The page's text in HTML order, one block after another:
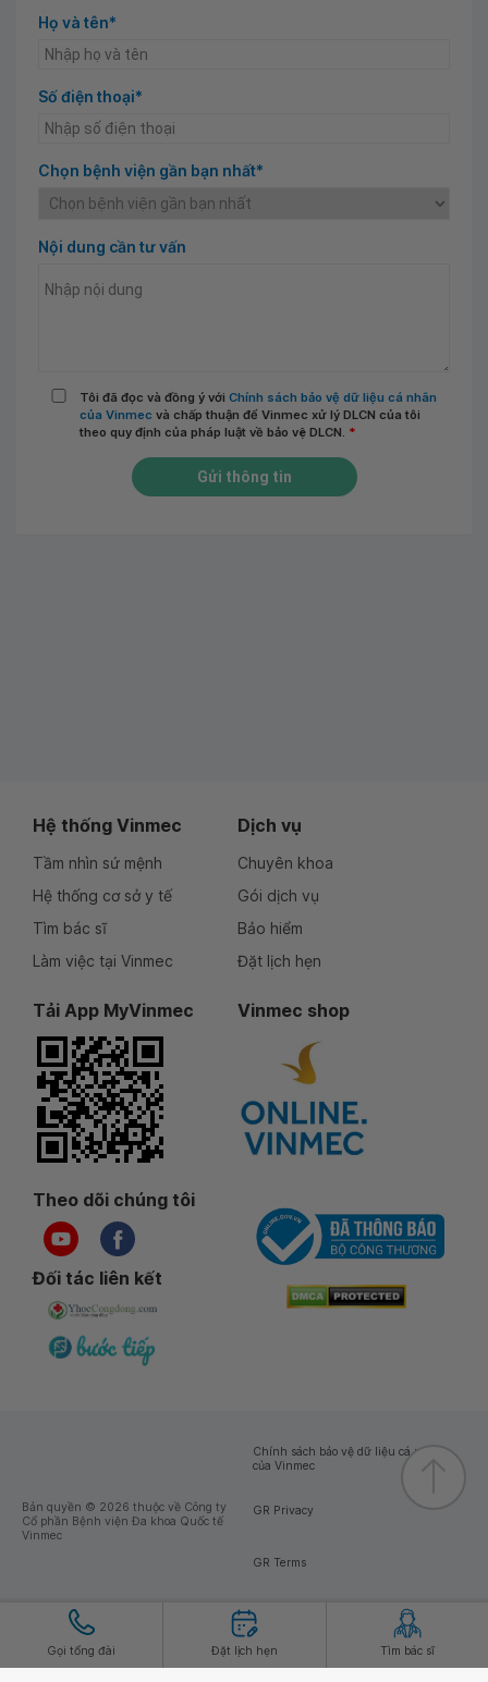
Họ và tên*
Số điện thoại*
Chọn bệnh viện gần bạn nhất*
Nội dung cần tư vấn
Tôi đã đọc và đồng ý với Chính sách bảo vệ dữ liệu cá nhân
của Vinmec và chấp thuận để Vinmec xử lý DLCN của tôi
theo quy định của pháp luật về bảo vệ DLCN. *
Gửi thông tin
Gọi tổng đài Đặt lịch hẹn Tìm bác sĩ
Hệ thống Vinmec
Tầm nhìn sứ mệnh
Hệ thống cơ sở y tế
Tìm bác sĩ
Làm việc tại Vinmec
Dịch vụ
Chuyên khoa
Gói dịch vụ
Bảo hiểm
Đặt lịch hẹn
Tải App MyVinmec Vinmec shop
Theo dõi chúng tôi
Đối tác liên kết
Bản quyền © 2026 thuộc về Công ty
Cổ phần Bệnh viện Đa khoa Quốc tế
Vinmec
Chính sách bảo vệ dữ liệu cá nhân
của Vinmec
GR Privacy
GR Terms